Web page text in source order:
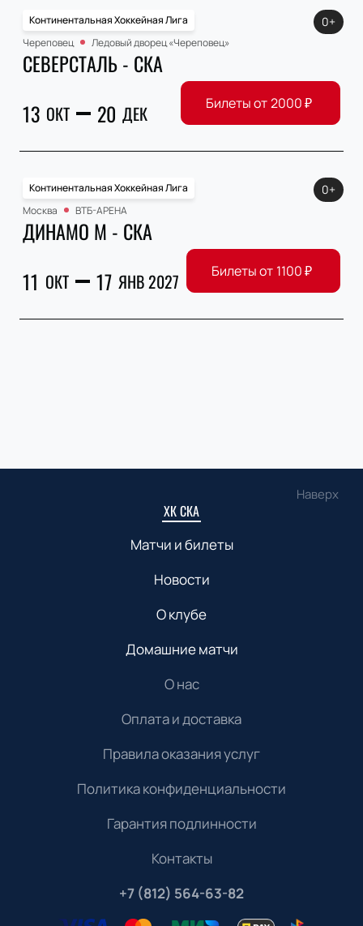
Континентальная Хоккейная Лига
Череповец
Ледовый дворец «Череповец»
СЕВЕРСТАЛЬ - СКА
13 ОКТ 20 ДЕК
0+
Билеты от2000₽
Континентальная Хоккейная Лига
Москва
ВТБ-АРЕНА
ДИНАМО М - СКА
11 ОКТ 17 ЯНВ 2027
0+
Билеты от 1100₽
Наверх
ХК СКА
Матчи и билеты
Новости
О клубе
Домашние матчи
О нас
Оплата и доставка
Правила оказания услуг
Политика конфиденциальности
Гарантия подлинности
Контакты
+7 (812) 564-63-82